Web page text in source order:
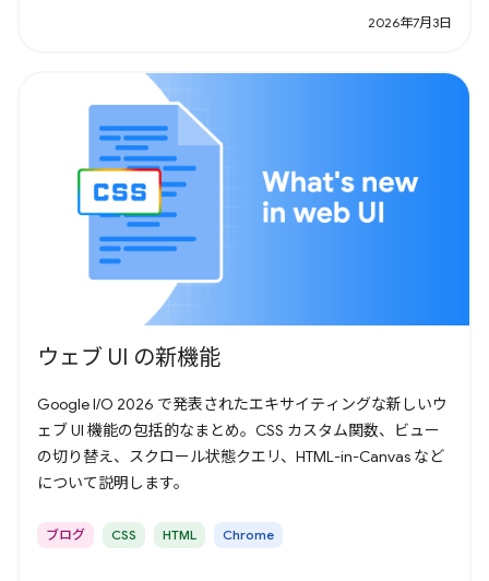
2026年7月3日
ウェブ UI の新機能
Google I/O 2026 で発表されたエキサイティングな新しいウ
ェブ UI 機能の包括的なまとめ。CSS カスタム関数、ビュー
の切り替え、スクロール状態クエリ、HTML-in-Canvas など
について説明します。
ブログ CSS HTML Chrome